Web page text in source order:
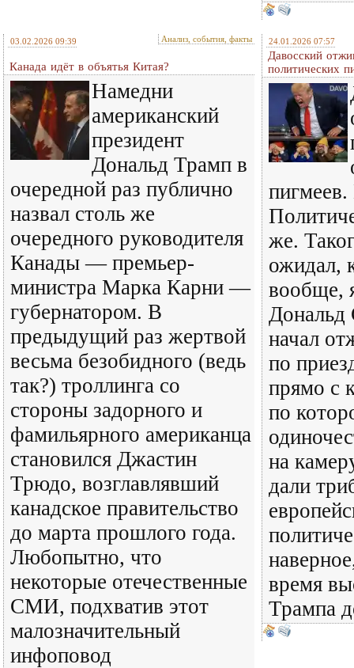
03.02.2026 09:39 Анализ, события, факты
Канада идёт в объятья Китая?
Намедни
американский
президент
Дональд Трамп в
очередной раз публично
назвал столь же
очередного руководителя
Канады — премьер-
министра Марка Карни —
губернатором. В
предыдущий раз жертвой
весьма безобидного (ведь
так?) троллинга со
стороны задорного и
фамильярного американца
становился Джастин
Трюдо, возглавлявший
канадское правительство
до марта прошлого года.
Любопытно, что
некоторые отечественные
СМИ, подхватив этот
малозначительный
инфоповод
24.01.2026 07:57
Давосский
политических
же.
ожидал,
вообще,
Дональд
начал
по
прямо с
по
на
дали
время
Трампа